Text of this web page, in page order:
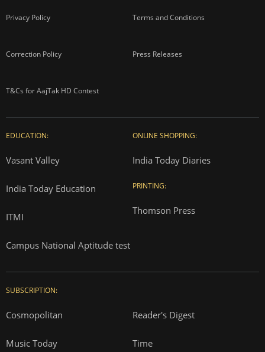
Privacy Policy Terms and Conditions
Correction Policy Press Releases
T&Cs for AajTak HD Contest
EDUCATION:
Vasant Valley
India Today Education
ITMI
Campus National Aptitude test
ONLINE SHOPPING:
India Today Diaries
PRINTING:
Thomson Press
SUBSCRIPTION:
Cosmopolitan Reader's Digest
Music Today Time